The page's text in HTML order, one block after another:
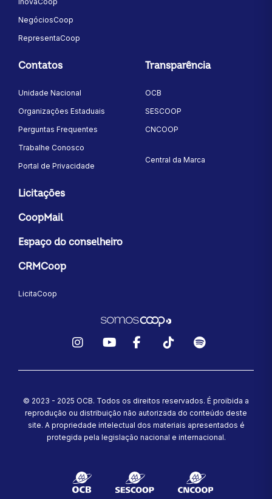
NegóciosCoop
RepresentaCoop
Contatos
Unidade Nacional
Organizações Estaduais
Perguntas Frequentes
Trabalhe Conosco
Portal de Privacidade
Transparência
OCB
SESCOOP
CNCOOP
Central da Marca
Licitações
CoopMail
Espaço do conselheiro
CRMCoop
LicitaCoop
© 2023 - 2025 OCB. Todos os direitos reservados. É proibida a
reprodução ou distribuição não autorizada do conteúdo deste
site. A propriedade intelectual dos materiais apresentados é
protegida pela legislação nacional e internacional.